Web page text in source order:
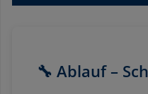
🔧 Ablauf –